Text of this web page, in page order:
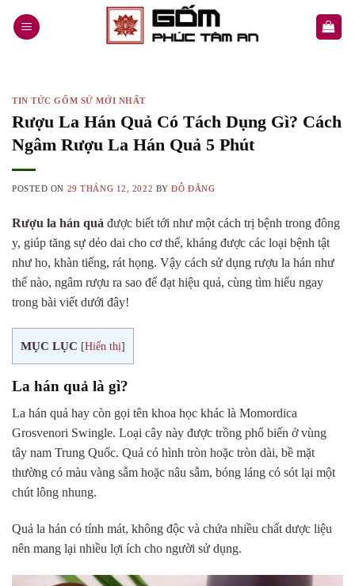
TIN TỨC GỐM SỨ MỚI NHẤT
Rượu La Hán Quả Có Tách Dụng Gì? Cách
Ngâm Rượu La Hán Quả 5 Phút
POSTED ON 29 THÁNG 12, 2022 BYĐỖ ĐĂNG
Rượu la hán quả được biết tới như một cách trị bệnh trong đông
y, giúp tăng sự dẻo dai cho cơ thể, kháng được các loại bệnh tật
như ho, khàn tiếng, rát họng. Vậy cách sử dụng rượu la hán như
thế nào, ngâm rượu ra sao để đạt hiệu quả, cùng tìm hiểu ngay
trong bài viết dưới đây!
MỤC LỤC [Hiển thị]
La hán quả là gì?
La hán quả hay còn gọi tên khoa học khác là Momordica
Grosvenori Swingle. Loại cây này được trồng phổ biến ở vùng
tây nam Trung Quốc. Quả có hình tròn hoặc tròn dài, bề mặt
thường có màu vàng sẫm hoặc nâu sẫm, bóng láng có sót lại một
chút lông nhung.
Quả la hán có tính mát, không độc và chứa nhiều chất dược liệu
nên mang lại nhiều lợi ích cho người sử dụng.